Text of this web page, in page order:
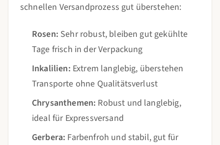
schnellen Versandprozess gut überstehen:
Rosen: Sehr robust, bleiben gut gekühlte
Tage frisch in der Verpackung
Inkalilien: Extrem langlebig, überstehen
Transporte ohne Qualitätsverlust
Chrysanthemen: Robust und langlebig,
ideal für Expressversand
Gerbera: Farbenfroh und stabil, gut für